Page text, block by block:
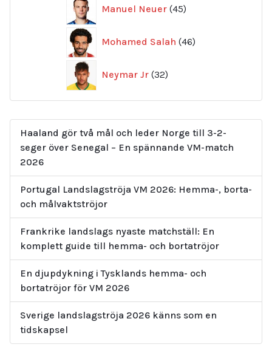
Manuel Neuer 45
produkter
Mohamed Salah 46
produkter
Neymar Jr 32
produkter
Haaland gör två mål och leder Norge till 3-2-
seger över Senegal – En spännande VM-match
2026
Portugal Landslagströja VM 2026: Hemma-, borta-
och målvaktströjor
Frankrike landslags nyaste matchställ: En
komplett guide till hemma- och bortatröjor
En djupdykning i Tysklands hemma- och
bortatröjor för VM 2026
Sverige landslagströja 2026 känns som en
tidskapsel